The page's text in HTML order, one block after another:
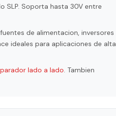
SLP. Soporta hasta 30V entre
de alimentacion, inversores
ideales para aplicaciones de alta
lado a lado. Tambien